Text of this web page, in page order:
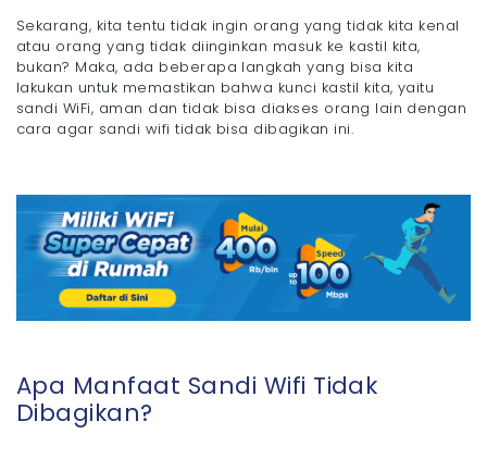
Penutup
Pertanyaan yang Sering Diajukan tentang Cara agar
Sandi WiFi tidak Bisa Dibagikan
Sekarang, kita tentu tidak ingin orang yang tidak kita kenal
atau orang yang tidak diinginkan masuk ke kastil kita,
bukan? Maka, ada beberapa langkah yang bisa kita
lakukan untuk memastikan bahwa kunci kastil kita, yaitu
sandi WiFi, aman dan tidak bisa diakses orang lain dengan
cara agar sandi wifi tidak bisa dibagikan ini.
Apa Manfaat Sandi Wifi Tidak
Dibagikan?